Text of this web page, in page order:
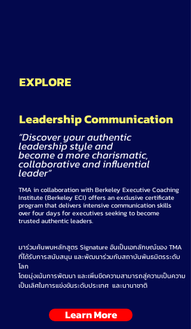
EXPLORE
Leadership Communication
“Discover your authentic
leadership style and
become a more charismatic,
collaborative and influential
leader”
TMA in collaboration with Berkeley Executive Coaching
Institute (Berkeley ECI) offers an exclusive certificate
program that delivers intensive communication skills
over four days for executives seeking to become
trusted authentic leaders.
มาร่วมค้นพบหลักสูตร Signature อันเป็นเอกลักษณ์ของ TMA
ที่ได้รับการสนับสนุน และพัฒนาร่วมกับสถาบันพันธมิตรระดับ
โลก
โดยมุ่งเน้นการพัฒนา และเพิ่มขีดความสามารถสู่ความเป็นความ
เป็นเลิศในการแข่งขันระดับประเทศ และนานาชาติ
Learn More